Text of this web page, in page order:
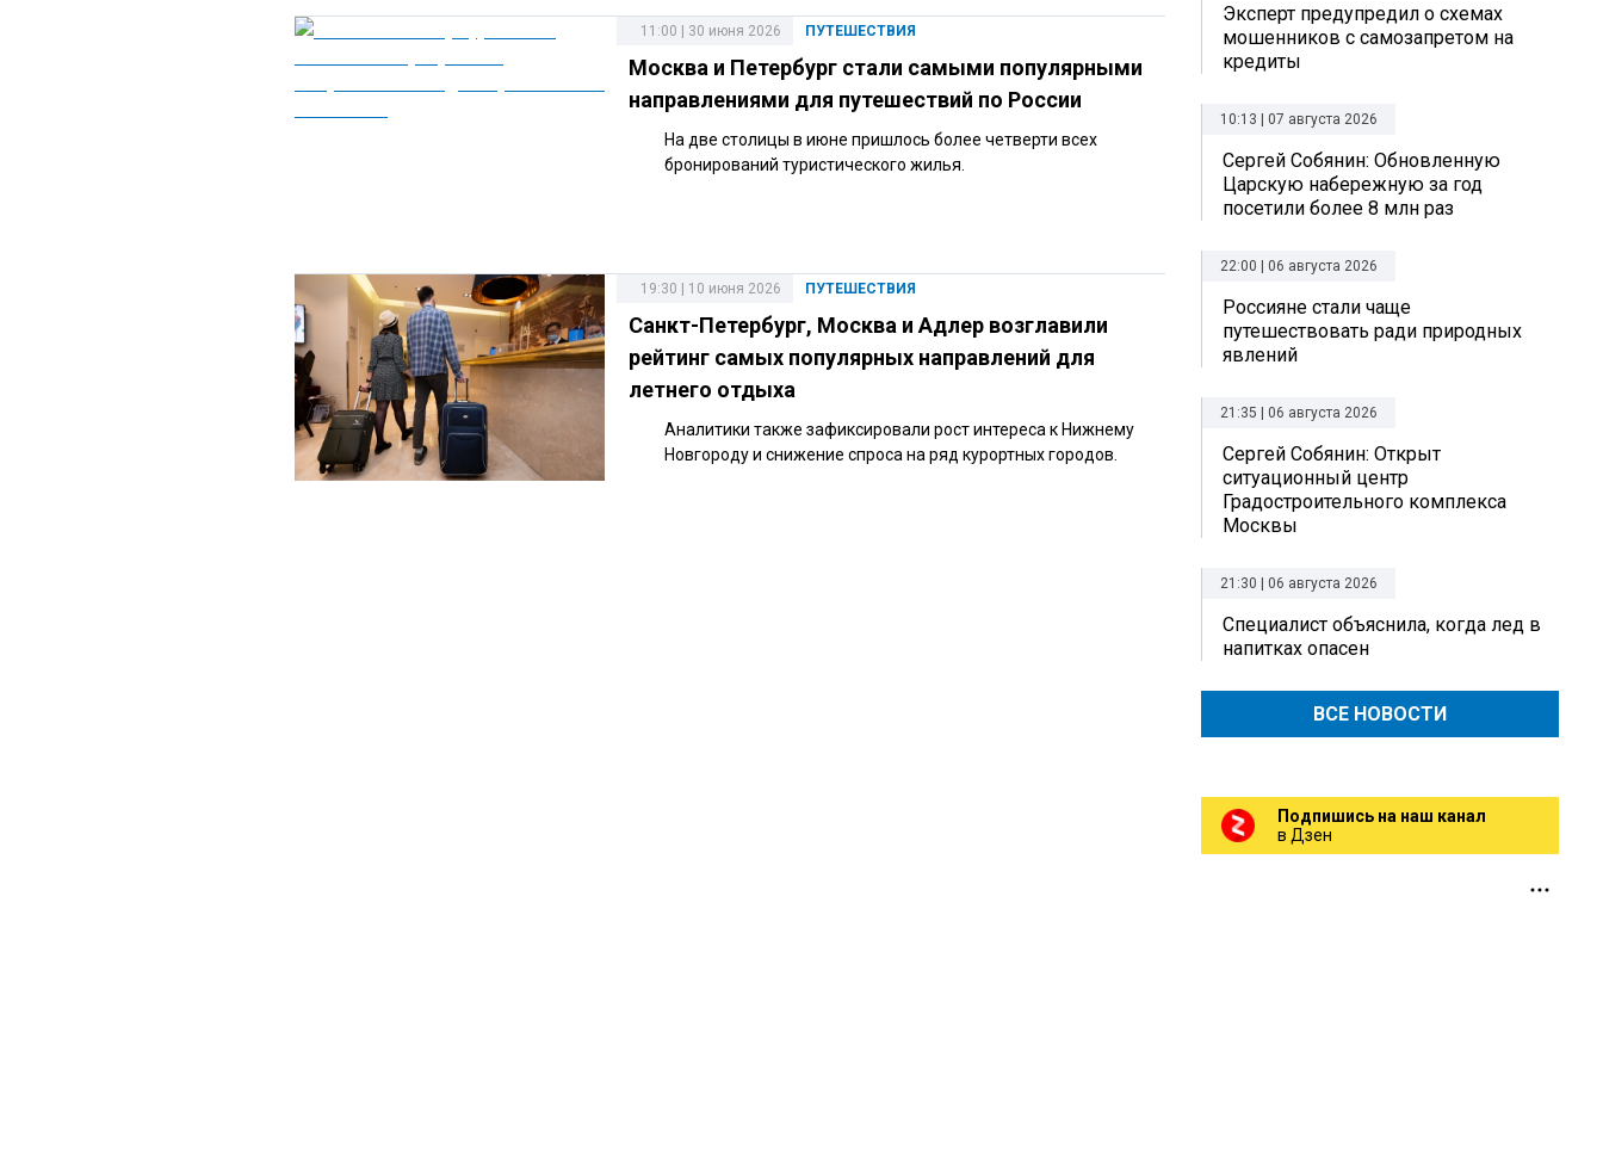
ПУТЕШЕСТВИЯ
11:00 | 30 июня 2026
Москва и Петербург стали самыми популярными
направлениями для путешествий по России
На две столицы в июне пришлось более четверти всех
бронирований туристического жилья.
ПУТЕШЕСТВИЯ
19:30 | 10 июня 2026
Санкт-Петербург, Москва и Адлер возглавили
рейтинг самых популярных направлений для
летнего отдыха
Аналитики также зафиксировали рост интереса к Нижнему
Новгороду и снижение спроса на ряд курортных городов.
Эксперт предупредил о схемах
мошенников с самозапретом на
кредиты
10:13 | 07 августа 2026
Сергей Собянин: Обновленную
Царскую набережную за год
посетили более 8 млн раз
22:00 | 06 августа 2026
Россияне стали чаще
путешествовать ради природных
явлений
21:35 | 06 августа 2026
Сергей Собянин: Открыт
ситуационный центр
Градостроительного комплекса
Москвы
21:30 | 06 августа 2026
Специалист объяснила, когда лед в
напитках опасен
ВСЕ НОВОСТИ
Подпишись на наш канал
в Дзен